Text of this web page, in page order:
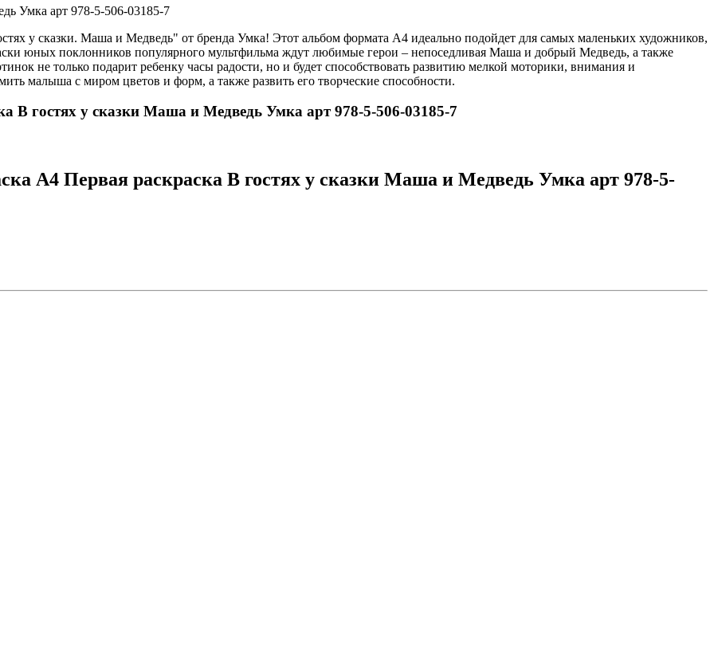
Умка арт 978-5-506-03185-7
у сказки. Маша и Медведь" от бренда Умка! Этот альбом формата А4 идеально подойдет для самых маленьких художников,
юных поклонников популярного мультфильма ждут любимые герои – непоседливая Маша и добрый Медведь, а также
не только подарит ребенку часы радости, но и будет способствовать развитию мелкой моторики, внимания и
малыша с миром цветов и форм, а также развить его творческие способности.
В гостях у сказки Маша и Медведь Умка арт 978-5-506-03185-7
А4 Первая раскраска В гостях у сказки Маша и Медведь Умка арт 978-5-